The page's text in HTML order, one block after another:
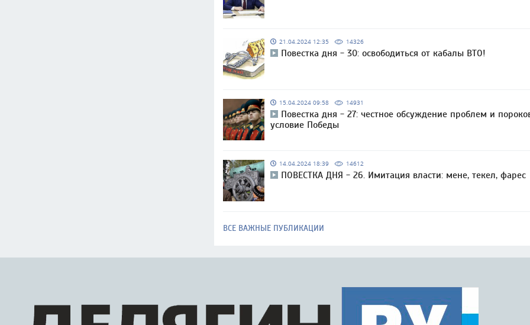
21.04.2024 12:35 14326
Повестка дня - 30: освободиться от кабалы ВТО!
15.04.2024 09:58 14931
Повестка дня - 27: честное обсуждение проблем и
условие Победы
14.04.2024 18:39 14612
ПОВЕСТКА ДНЯ - 26. Имитация власти: мене, текел, фарес
ВСЕ ВАЖНЫЕ ПУБЛИКАЦИИ